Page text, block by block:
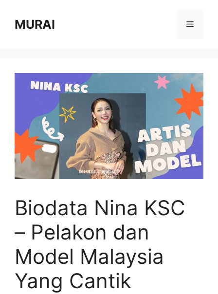
contentMURAI Menu
Biodata Nina KSC
– Pelakon dan
Model Malaysia
Yang Cantik